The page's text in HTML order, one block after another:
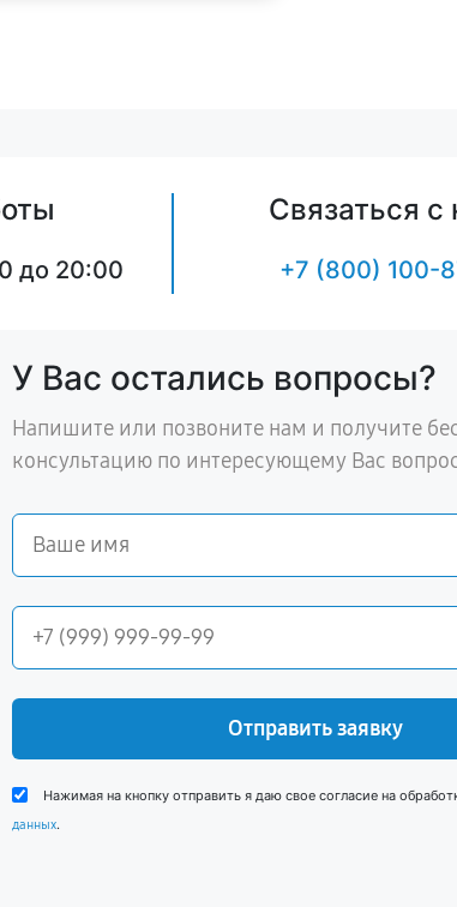
до 20:00
Связаться с
+7 (800) 100-
У Вас остались вопросы?
Напишите или позвоните нам и получите
консультацию по интересующему Вас
Отправить заявку
Нажимая на кнопку отправить я даю свое согласие на
данных.